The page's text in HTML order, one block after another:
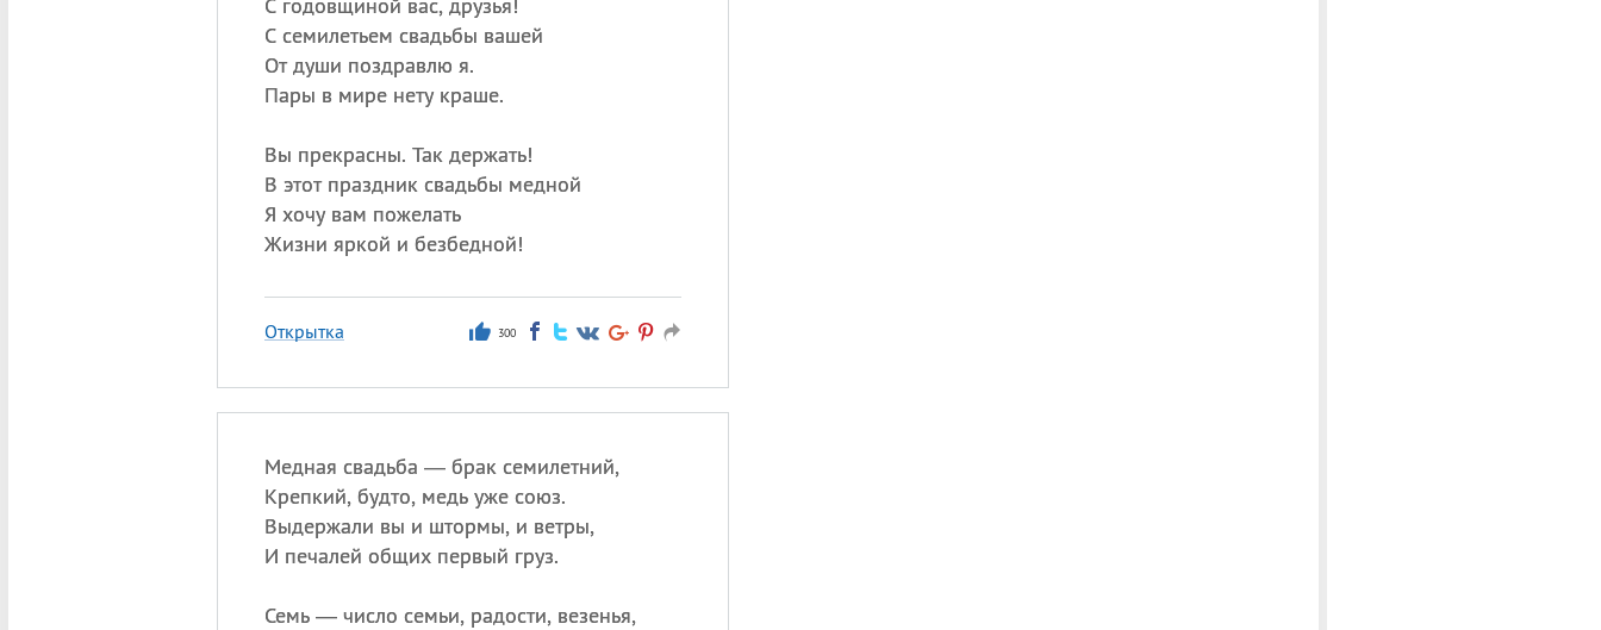
С семилетьем свадьбы вашей
От души поздравлю я.
Пары в мире нету краше.
Вы прекрасны. Так держать!
В этот праздник свадьбы медной
Я хочу вам пожелать
Жизни яркой и безбедной!
Открытка 300
Медная свадьба — брак семилетний,
Крепкий, будто, медь уже союз.
Выдержали вы и штормы, и ветры,
И печалей общих первый груз.
Семь — число семьи, радости, везенья,